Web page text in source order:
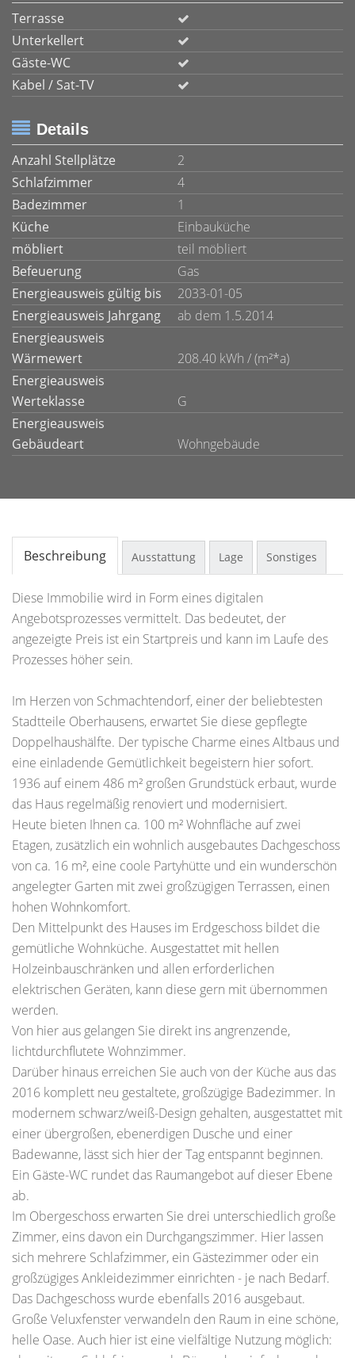
Terrasse
Unterkellert
Gäste-WC
Kabel / Sat-TV
Details
Anzahl Stellplätze
2
Schlafzimmer
4
Badezimmer
1
Küche
Einbauküche
möbliert
teil möbliert
Befeuerung
Gas
Energieausweis gültig bis
2033-01-05
Energieausweis Jahrgang
ab dem 1.5.2014
Energieausweis
Wärmewert
208.40 kWh / (m²*a)
Energieausweis
Werteklasse
G
Energieausweis
Gebäudeart
Wohngebäude
Beschreibung Ausstattung Lage Sonstiges
Diese Immobilie wird in Form eines digitalen
Angebotsprozesses vermittelt. Das bedeutet, der
angezeigte Preis ist ein Startpreis und kann im Laufe des
Prozesses höher sein.
Im Herzen von Schmachtendorf, einer der beliebtesten
Stadtteile Oberhausens, erwartet Sie diese gepflegte
Doppelhaushälfte. Der typische Charme eines Altbaus und
eine einladende Gemütlichkeit begeistern hier sofort.
1936 auf einem 486 m² großen Grundstück erbaut, wurde
das Haus regelmäßig renoviert und modernisiert.
Heute bieten Ihnen ca. 100 m² Wohnfläche auf zwei
Etagen, zusätzlich ein wohnlich ausgebautes Dachgeschoss
von ca. 16 m², eine coole Partyhütte und ein wunderschön
angelegter Garten mit zwei großzügigen Terrassen, einen
hohen Wohnkomfort.
Den Mittelpunkt des Hauses im Erdgeschoss bildet die
gemütliche Wohnküche. Ausgestattet mit hellen
Holzeinbauschränken und allen erforderlichen
elektrischen Geräten, kann diese gern mit übernommen
werden.
Von hier aus gelangen Sie direkt ins angrenzende,
lichtdurchflutete Wohnzimmer.
Darüber hinaus erreichen Sie auch von der Küche aus das
2016 komplett neu gestaltete, großzügige Badezimmer. In
modernem schwarz/weiß-Design gehalten, ausgestattet mit
einer übergroßen, ebenerdigen Dusche und einer
Badewanne, lässt sich hier der Tag entspannt beginnen.
Ein Gäste-WC rundet das Raumangebot auf dieser Ebene
ab.
Im Obergeschoss erwarten Sie drei unterschiedlich große
Zimmer, eins davon ein Durchgangszimmer. Hier lassen
sich mehrere Schlafzimmer, ein Gästezimmer oder ein
großzügiges Ankleidezimmer einrichten - je nach Bedarf.
Das Dachgeschoss wurde ebenfalls 2016 ausgebaut.
Große Veluxfenster verwandeln den Raum in eine schöne,
helle Oase. Auch hier ist eine vielfältige Nutzung möglich: